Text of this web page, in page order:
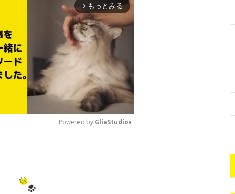
arrow_forward_ios もっとみる
Powered by GliaStudios